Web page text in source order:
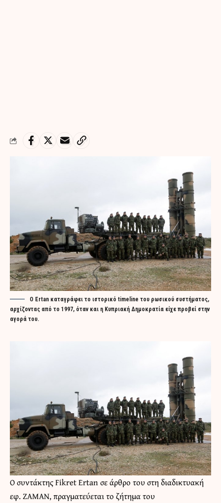
O Ertan καταγράφει το ιστορικό timeline του ρωσικού συστήματος,
αρχίζοντας από το 1997, όταν και η Κυπριακή Δημοκρατία είχε προβεί στην
αγορά του.
Ο συντάκτης Fikret Ertan σεάρθρο του στη διαδικτυακή
εφ. ZAMAN, πραγματεύεται το ζήτημα του